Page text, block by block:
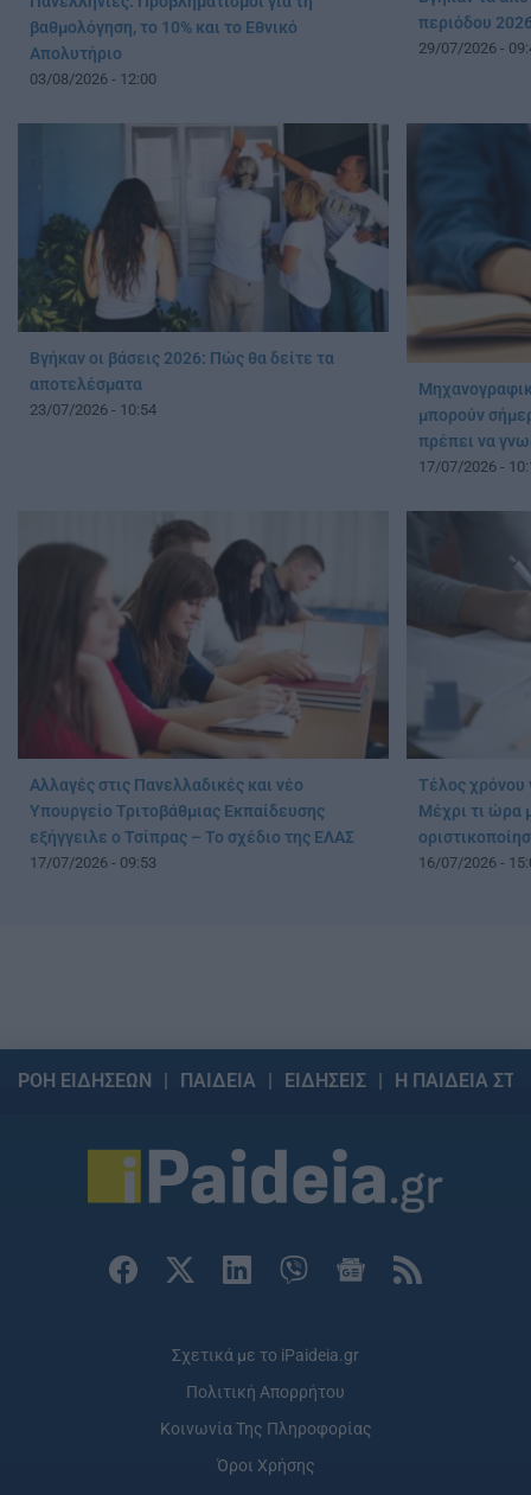
βαθμολόγηση, το 10% και το Εθνικό
Απολυτήριο
03/08/2026 - 12:00
περιόδου
29/07/2026 -
Βγήκαν οι βάσεις 2026: Πώς θα δείτε τα
αποτελέσματα
23/07/2026 - 10:54
μπορούν
πρέπει να
17/07/2026 -
Αλλαγές στις Πανελλαδικές και νέο
Υπουργείο Τριτοβάθμιας Εκπαίδευσης
εξήγγειλε ο Τσίπρας – Το σχέδιο της ΕΛΑΣ
17/07/2026 - 09:53
Τέλος χρόνου
Μέχρι τι ώρα
16/07/2026 -
ΡΟΗ ΕΙΔΗΣΕΩΝ ΠΑΙΔΕΙΑ ΕΙΔΗΣΕΙΣ Η ΠΑΙΔΕΙΑ
Σχετικά με το iPaideia.gr
Πολιτική Απορρήτου
Κοινωνία Της Πληροφορίας
Όροι Χρήσης